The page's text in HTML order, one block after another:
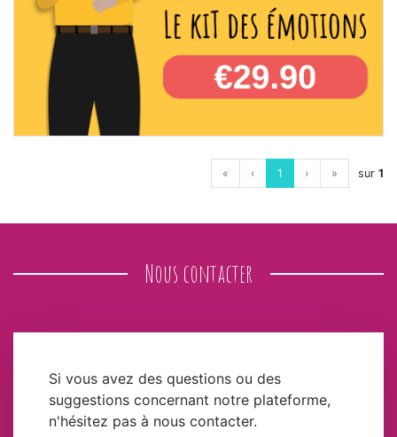
« ‹ 1 › » sur 1
Nous contacter
Si vous avez des questions ou des
suggestions concernant notre plateforme,
n'hésitez pas à nous contacter.